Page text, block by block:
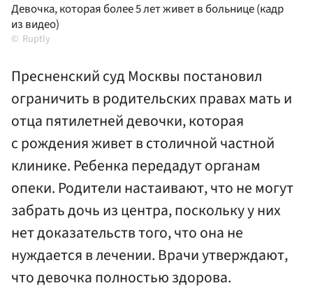
Девочка, которая более 5 лет живет в больнице (кадр
из видео)
Ruptly
Пресненский суд Москвы постановил
ограничить в родительских правах мать и
отца пятилетней девочки, которая
с рождения живет в столичной частной
клинике. Ребенка передадут органам
опеки. Родители настаивают, что не могут
забрать дочь из центра, поскольку у них
нет доказательств того, что она не
нуждается в лечении. Врачи утверждают,
что девочка полностью здорова.